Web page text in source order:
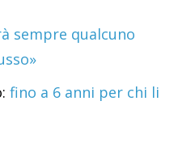
sempre qualcuno
fino a 6 anni per chi li